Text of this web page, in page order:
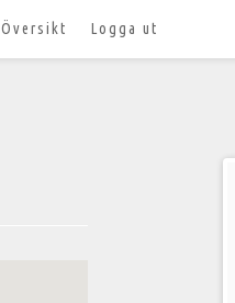
Översikt Logga ut